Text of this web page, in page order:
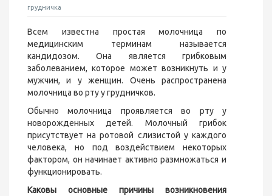
грудничка
Всем известна простая молочница по
медицинским терминам называется
кандидозом. Она является грибковым
заболеванием, которое может возникнуть и у
мужчин, и у женщин. Очень распространена
молочница во рту у грудничков.
Обычно молочница проявляется во рту у
новорожденных детей. Молочный грибок
присутствует на ротовой слизистой у каждого
человека, но под воздействием некоторых
фактором, он начинает активно размножаться и
функционировать.
Каковы основные причины возникновения